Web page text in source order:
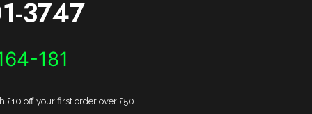
3747
181
£10 off your first order over £50.